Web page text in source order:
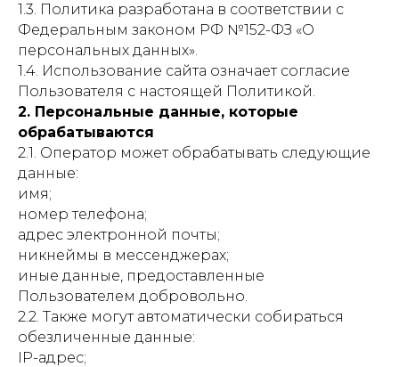
1.3. Политика разработана в соответствии с
Федеральным законом РФ №152-ФЗ «О
персональных данных».
1.4. Использование сайта означает согласие
Пользователя с настоящей Политикой.
2. Персональные данные, которые
обрабатываются
2.1. Оператор может обрабатывать следующие
данные:
имя;
номер телефона;
адрес электронной почты;
никнеймы в мессенджерах;
иные данные, предоставленные
Пользователем добровольно.
2.2. Также могут автоматически собираться
обезличенные данные:
IP-адрес;